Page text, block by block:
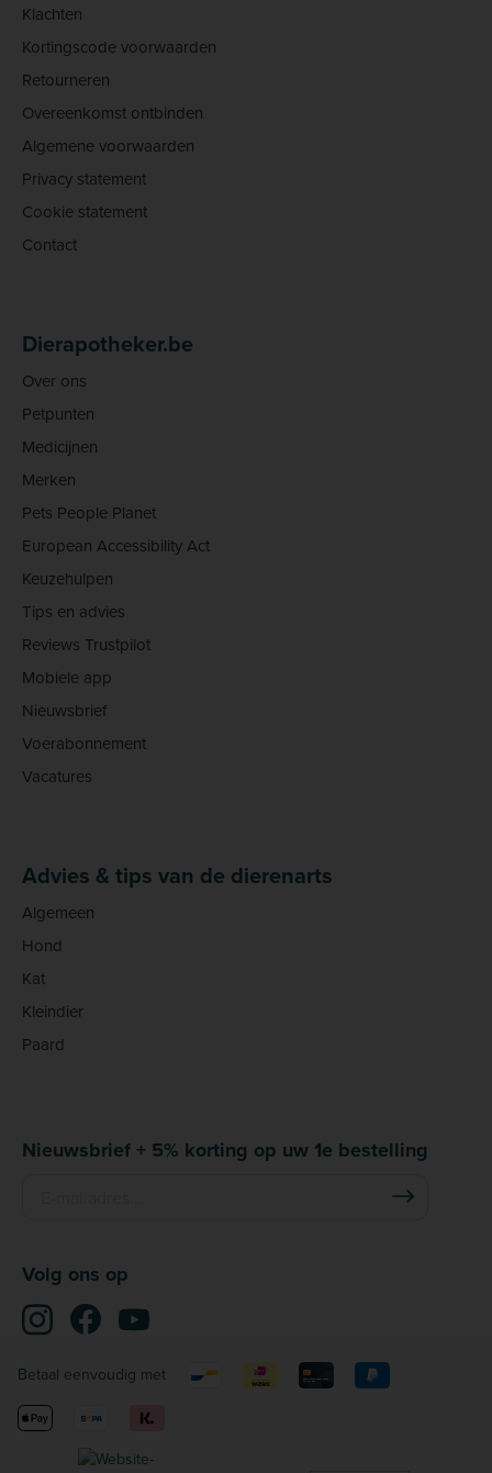
Klachten
Kortingscode voorwaarden
Retourneren
Overeenkomst ontbinden
Algemene voorwaarden
Privacy statement
Cookie statement
Contact
Dierapotheker.be
Over ons
Petpunten
Medicijnen
Merken
Pets People Planet
European Accessibility Act
Keuzehulpen
Tips en advies
Reviews Trustpilot
Mobiele app
Nieuwsbrief
Voerabonnement
Vacatures
Advies & tips van de dierenarts
Algemeen
Hond
Kat
Kleindier
Paard
Nieuwsbrief + 5% korting op uw 1e bestelling
Volg ons op
Betaal eenvoudig met